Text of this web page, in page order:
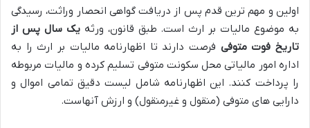
اولین و مهم ترین قدم پس از دریافت گواهی انحصار وراثت، رسیدگی
به موضوع مالیات بر ارث است. طبق قانون، ورثهیک سال پس از
تاریخ فوت متوفی فرصت دارند تا اظهارنامه مالیات بر ارث را به
اداره امور مالیاتی محل سکونت متوفی تسلیم کرده و مالیات مربوطه
را پرداخت کنند. این اظهارنامه شامل لیست دقیق تمامی اموال و
دارایی های متوفی (منقول و غیرمنقول) و ارزش آنهاست.